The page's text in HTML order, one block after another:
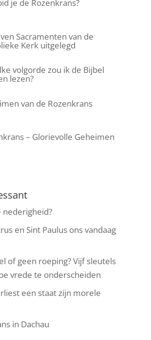
je de Rozenkrans?
Sacramenten van de
Kerk uitgelegd
volgorde zou ik de Bijbel
lezen?
van de Rozenkrans
– Glorievolle Geheimen
nederigheid?
en Sint Paulus ons vandaag
of geen roeping? Vijf sleutels
vrede te onderscheiden
een staat zijn morele
in Dachau